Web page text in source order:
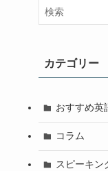
カテゴリー
おすすめ英
コラム
スピーキン